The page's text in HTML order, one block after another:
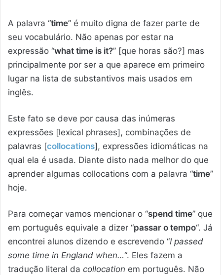
A palavra “time” é muito digna de fazer parte de
seu vocabulário. Não apenas por estar na
expressão “what time is it?” [que horas são?] mas
principalmente por ser a que aparece em primeiro
lugar na lista de substantivos mais usados em
inglês.
Este fato se deve por causa das inúmeras
expressões [lexical phrases], combinações de
palavras [collocations], expressões idiomáticas na
qual ela é usada. Diante disto nada melhor do que
aprender algumas collocations com a palavra “time”
hoje.
Para começar vamos mencionar o “spend time” que
em português equivale a dizer “passar o tempo“. Já
encontrei alunos dizendo e escrevendo “I passed
some time in England when…“. Eles fazem a
tradução literal da collocation em português. Não